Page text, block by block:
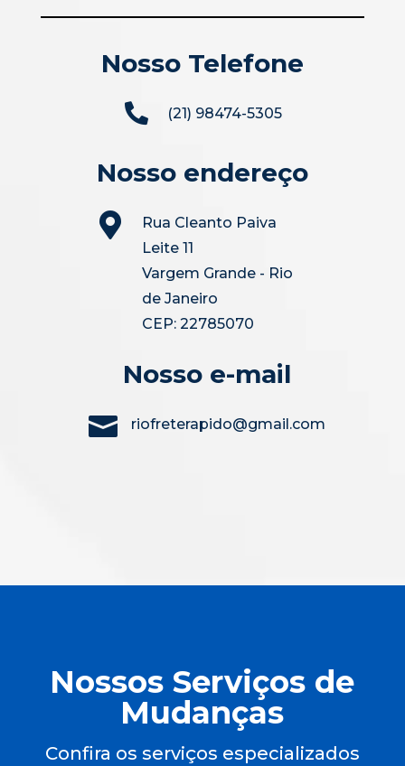
Nosso Telefone
 (21) 98474-5305
Nosso endereço

Rua Cleanto Paiva
Leite 11
Vargem Grande - Rio
de Janeiro
CEP: 22785070
Nosso e-mail
 riofreterapido@gmail.com
Nossos Serviços de
Mudanças
Confira os serviços especializados